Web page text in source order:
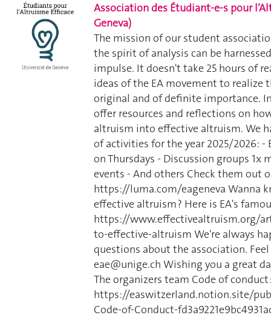
Association des Étudiant-e-s pour
Geneva)
The mission of our student
the spirit of analysis can be
impulse. It doesn't take 25 hours of
ideas of the EA movement to realize
original and of definite importance.
offer resources and reflections on
altruism into effective altruism. We
of activities for the year 2025/2026: -
on Thursdays - Discussion groups 1x
events - And others Check them out
https://luma.com/eageneva Wanna
effective altruism ? Here is EA's
https://www.effectivealtruism.org/
to-effective-altruism We're always
questions about the association.
eae@unige.ch Wishing you a great
The organizers team Code of conduct
https://easwitzerland.notion.site/
Code-of-Conduct-